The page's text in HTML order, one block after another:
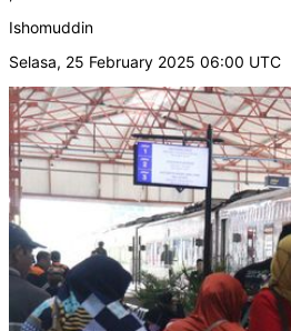
Ishomuddin
Selasa, 25 February 2025 06:00 UTC